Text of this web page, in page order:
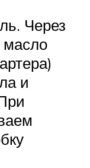
Через
масло
и